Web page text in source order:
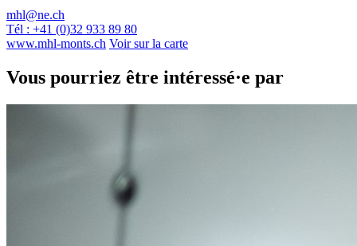
mhl@ne.ch
Tél : +41 (0)32 933 89 80
www.mhl-monts.ch Voir sur la carte
Vous pourriez être intéressé·e par